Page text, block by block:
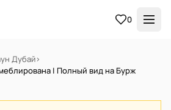
0
Дубай›
| Полный вид на Бурж